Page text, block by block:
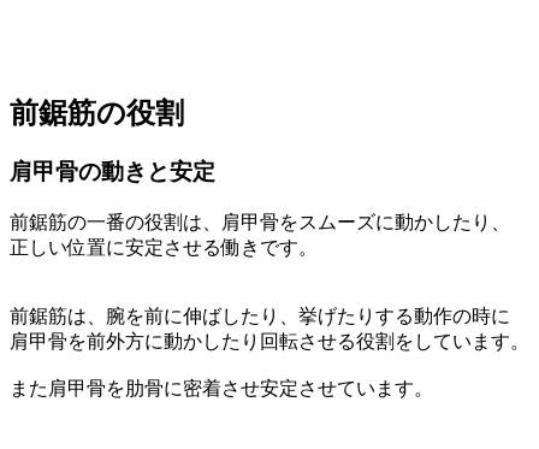
前鋸筋の役割
肩甲骨の動きと安定
前鋸筋の一番の役割は、肩甲骨をスムーズに動かしたり、
正しい位置に安定させる働きです。
前鋸筋は、腕を前に伸ばしたり、挙げたりする動作の時に
肩甲骨を前外方に動かしたり回転させる役割をしています。
また肩甲骨を肋骨に密着させ安定させています。